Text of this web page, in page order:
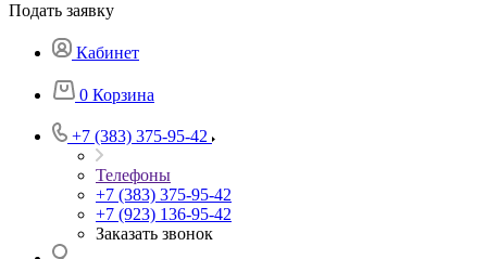
Подать заявку
Кабинет
0 Корзина
+7 (383) 375-95-42
Телефоны
+7 (383) 375-95-42
+7 (923) 136-95-42
Заказать звонок